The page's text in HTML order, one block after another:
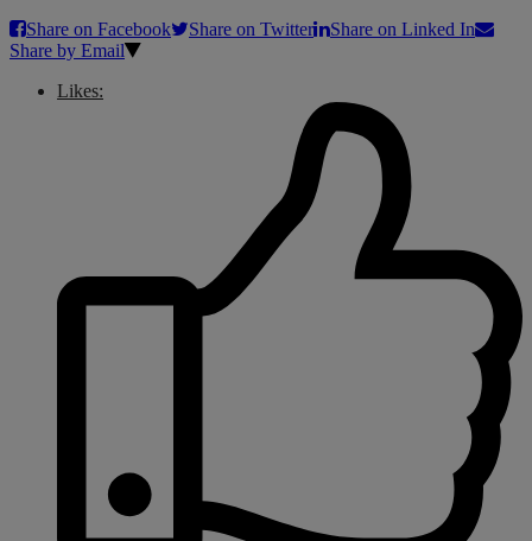
Share on Facebook
Share on Twitter
Share on Linked In
Share by Email
Likes: